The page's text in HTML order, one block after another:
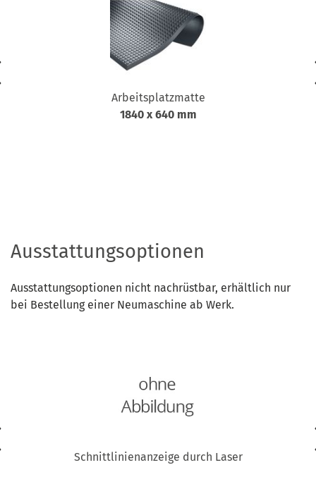
Arbeitsplatzmatte
1840 x 640 mm
Ausstattungsoptionen
Ausstattungsoptionen nicht nachrüstbar, erhältlich nur
bei Bestellung einer Neumaschine ab Werk.
Schnittlinienanzeige durch Laser